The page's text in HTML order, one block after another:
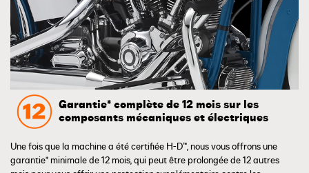
Garantie* complète de 12 mois sur les
composants mécaniques et électriques
Une fois que la machine a été certifiée H-D™, nous vous offrons une
garantie* minimale de 12 mois, qui peut être prolongée de 12 autres